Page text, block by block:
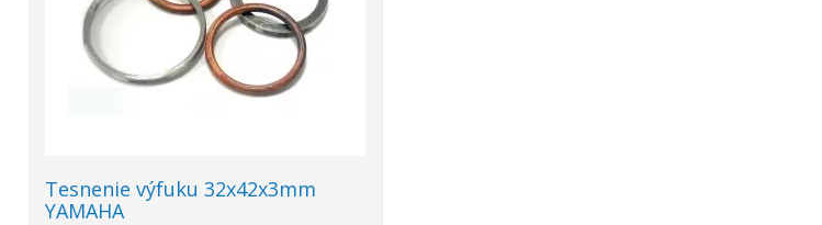
Tesnenie výfuku 32x42x3mm
YAMAHA